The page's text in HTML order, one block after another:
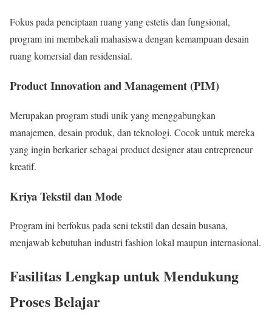
Fokus pada penciptaan ruang yang estetis dan fungsional,
program ini membekali mahasiswa dengan kemampuan desain
ruang komersial dan residensial.
Product Innovation and Management (PIM)
Merupakan program studi unik yang menggabungkan
manajemen, desain produk, dan teknologi. Cocok untuk mereka
yang ingin berkarier sebagai product designer atau entrepreneur
kreatif.
Kriya Tekstil dan Mode
Program ini berfokus pada seni tekstil dan desain busana,
menjawab kebutuhan industri fashion lokal maupun internasional.
Fasilitas Lengkap untuk Mendukung
Proses Belajar